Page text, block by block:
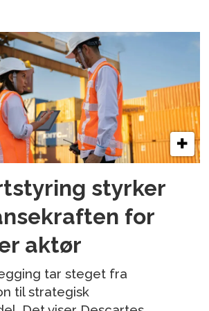
styrker
for
aktør
tar steget fra
til strategisk